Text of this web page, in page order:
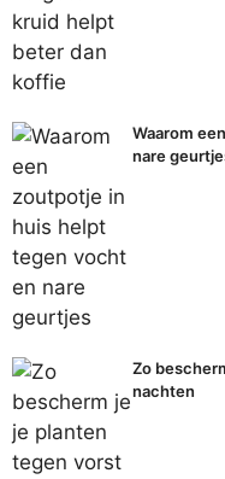
Waarom
nare
Zo
nachten